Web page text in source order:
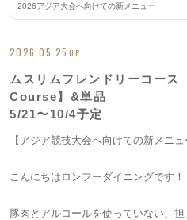
2026アジア大会へ向けての新メニュー
2026.05.25 UP
ムスリムフレンドリーコー
Course】&単品
5/21〜10/4予定
【アジア競技大会へ向けての新メニュ
こんにちはロンフーダイニングです！
豚肉とアルコールを使っていない、